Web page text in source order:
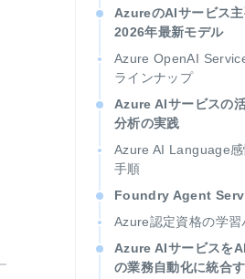
AzureのAIサービス
2026年最新モデル
Azure OpenAI
ラインナップ
Azure AIサービスの
分析の実践
Azure AI Language
手順
Foundry Agent
Azure認定資格の学習
Azure AIサービスを
の業務自動化に統合